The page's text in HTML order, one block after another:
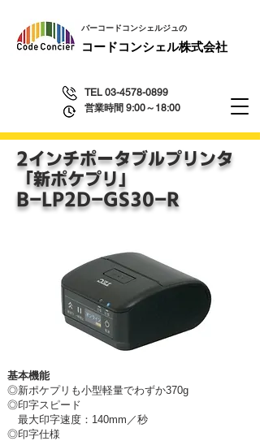
TEL 03-4578-0899
営業時間 9:00～18:00
​コードコンシェル株式会社
​バーコードコンシェルジュの
2インチポータブルプリンタ
「新ポケプリ」
​B-LP2D-GS30-R
基本機能
◎新ポケプリも小型軽量でわずか370g
◎印字スピード
​ 最大印字速度：140mm／秒
◎印字仕様